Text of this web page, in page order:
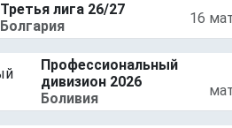
Третья лига 26/27
Болгария
16
Профессиональный
дивизион 2026
Боливия